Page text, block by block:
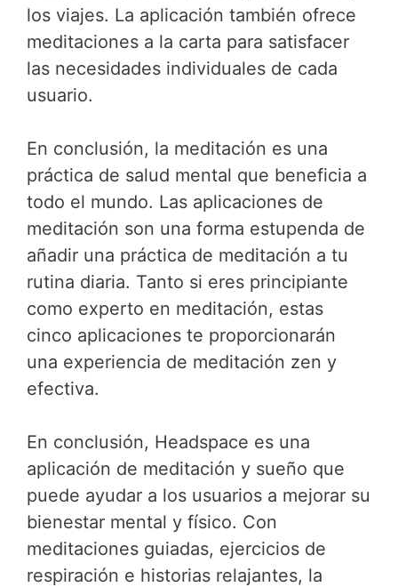
los viajes. La aplicación también ofrece
meditaciones a la carta para satisfacer
las necesidades individuales de cada
usuario.
En conclusión, la meditación es una
práctica de salud mental que beneficia a
todo el mundo. Las aplicaciones de
meditación son una forma estupenda de
añadir una práctica de meditación a tu
rutina diaria. Tanto si eres principiante
como experto en meditación, estas
cinco aplicaciones te proporcionarán
una experiencia de meditación zen y
efectiva.
En conclusión, Headspace es una
aplicación de meditación y sueño que
puede ayudar a los usuarios a mejorar su
bienestar mental y físico. Con
meditaciones guiadas, ejercicios de
respiración e historias relajantes, la